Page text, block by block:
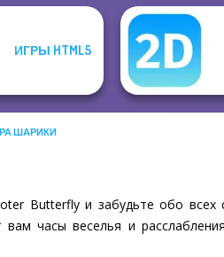
ИГРЫ HTML5
ШАРИКИ
Butterfly и забудьте обо
часы веселья и